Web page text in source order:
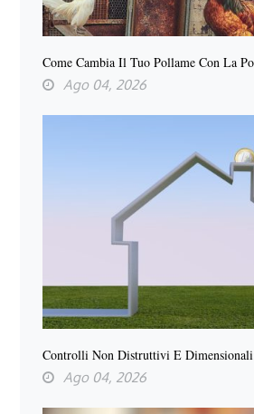
Come Cambia Il Tuo Pollame Con La
Ago 04, 2026
Controlli Non Distruttivi E
Ago 04, 2026